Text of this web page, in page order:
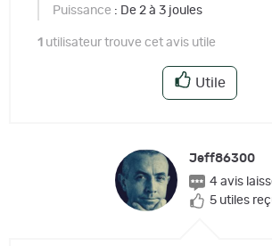
Puissance : De 2 à 3 joules
1 utilisateur trouve cet avis utile
Utile
Jeff86300
4 avis
5 utiles